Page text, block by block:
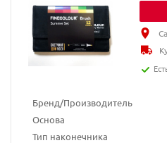
Бренд/Производитель
Основа
Тип наконечника